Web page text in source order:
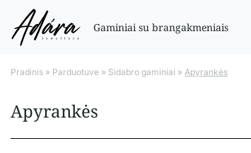
Gaminiai su brangakmeniais
Pradinis » Parduotuve » Sidabro gaminiai » Apyrankės
Apyrankės